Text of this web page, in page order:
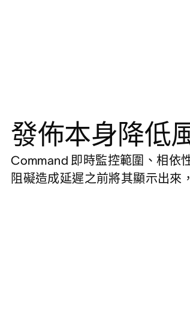
發佈本身降低
Command 即時監控範圍、相依
阻礙造成延遲之前將其顯示出來